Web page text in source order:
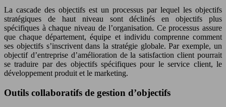
La cascade des objectifs est un processus par lequel les objectifs
stratégiques de haut niveau sont déclinés en objectifs plus
spécifiques à chaque niveau de l’organisation. Ce processus assure
que chaque département, équipe et individu comprenne comment
ses objectifs s’inscrivent dans la stratégie globale. Par exemple, un
objectif d’entreprise d’amélioration de la satisfaction client pourrait
se traduire par des objectifs spécifiques pour le service client, le
développement produit et le marketing.
Outils collaboratifs de gestion d’objectifs